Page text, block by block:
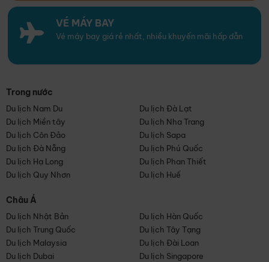
VÉ MÁY BAY
Vé máy bay giá rẻ nhất, nhiều khuyến mãi hấp dẫn
Trong nước
Du lịch Nam Du
Du lịch Đà Lạt
Du lịch Miền tây
Du lịch Nha Trang
Du lịch Côn Đảo
Du lịch Sapa
Du lịch Đà Nẵng
Du lịch Phú Quốc
Du lịch Hạ Long
Du lịch Phan Thiết
Du lịch Quy Nhơn
Du lịch Huế
Châu Á
Du lịch Nhật Bản
Du lịch Hàn Quốc
Du lịch Trung Quốc
Du lịch Tây Tạng
Du lịch Malaysia
Du lịch Đài Loan
Du lịch Dubai
Du lịch Singapore